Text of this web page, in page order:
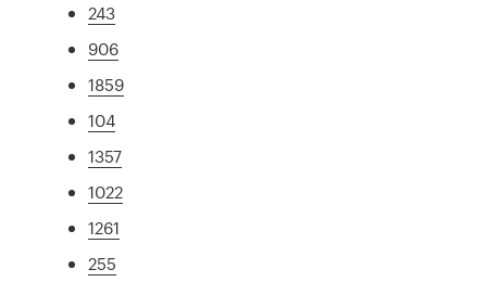
243
906
1859
104
1357
1022
1261
255